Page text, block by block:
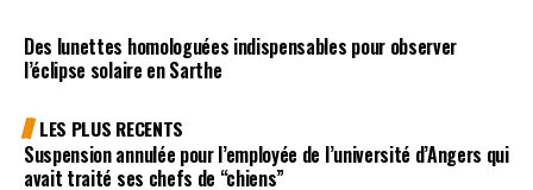
Des lunettes homologuées indispensables pour observer
l’éclipse solaire en Sarthe
LES PLUS RECENTS
Suspension annulée pour l’employée de l’université d’Angers qui
avait traité ses chefs de “chiens”